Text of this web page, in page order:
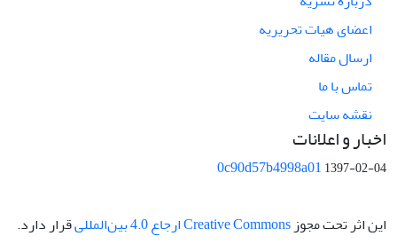
اعضای هیات تحریریه
ارسال مقاله
تماس با ما
نقشه سایت
اخبار و اعلانات
0c90d57b4998a011397-02-04
این اثر تحت مجوز Creative Commons ارجاع 4.0 بین‌المللی قرار دارد.